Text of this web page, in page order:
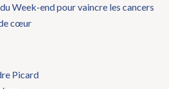
Week-end pour vaincre les cancers
cœur
Picard